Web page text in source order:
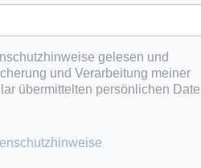
gelesen und
und Verarbeitung meiner
übermittelten persönlichen